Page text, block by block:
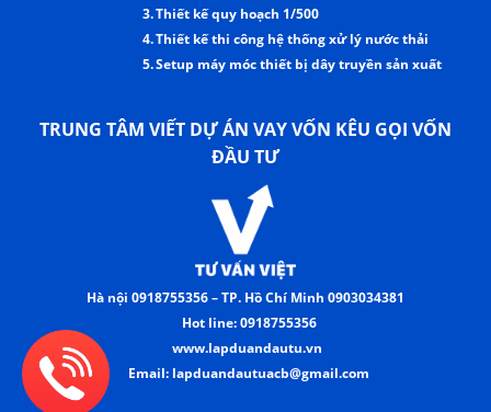
3.Thiết kế quy hoạch 1/500
4.Thiết kế thi công hệ thống xử lý nước thải
5.Setup máy móc thiết bị dây truyền sản xuất
TRUNG TÂM VIẾT DỰ ÁN VAY VỐN KÊU GỌI VỐN
ĐẦU TƯ
Hà nội 0918755356 – TP. Hồ Chí Minh 0903034381
Hot line: 0918755356
www.lapduandautu.vn
Email: lapduandautuacb@gmail.com